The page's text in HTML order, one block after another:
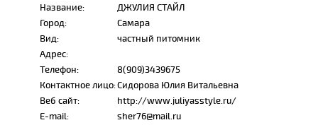
Название:
ДЖУЛИЯ СТАЙЛ
Город:
Самара
Вид:
частный питомник
Адрес:
Телефон:
8(909)3439675
Контактное лицо:Сидорова Юлия Витальевна
Веб сайт:
http://www.juliyasstyle.ru/
E-mail:
sher76@mail.ru